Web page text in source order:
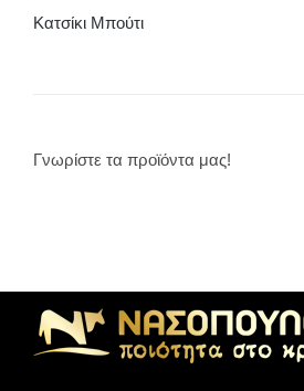
Κατσίκι Μπούτι
Γνωρίστε τα προϊόντα μας!